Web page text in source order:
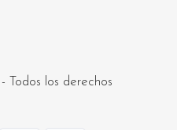
Todos los derechos